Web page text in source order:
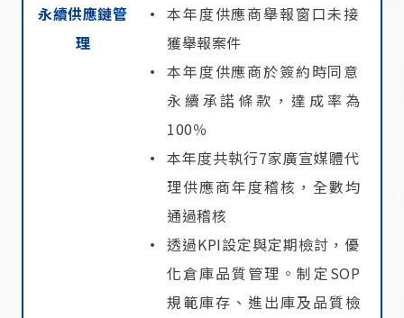
永續供應鏈管
理
本年度供應商舉報窗口未接
獲舉報案件
本年度供應商於簽約時同意
永續承諾條款，達成率為
100％
本年度共執行7家廣宣媒體代
理供應商年度稽核，全數均
通過稽核
透過KPI設定與定期檢討，優
化倉庫品質管理。制定SOP
規範庫存、進出庫及品質檢